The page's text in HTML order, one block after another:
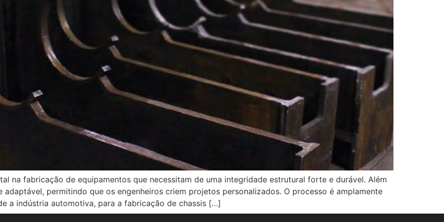
na fabricação de equipamentos que necessitam de uma integridade estrutural forte e durável. Além
permitindo que os engenheiros criem projetos personalizados. O processo é amplamente
a indústria automotiva, para a fabricação de chassis […]